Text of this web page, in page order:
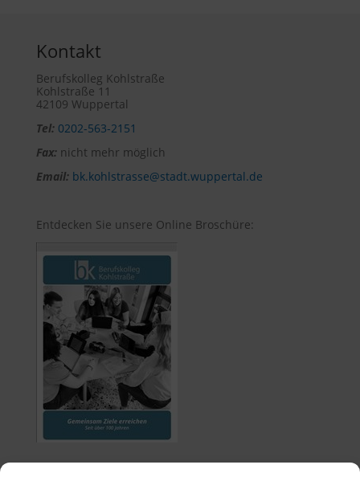
Kontakt
Berufskolleg Kohlstraße
Kohlstraße 11
42109 Wuppertal
Tel: 0202-563-2151
Fax:nicht mehr möglich
Email: bk.kohlstrasse@stadt.wuppertal.de
Entdecken Sie unsere Online Broschüre: